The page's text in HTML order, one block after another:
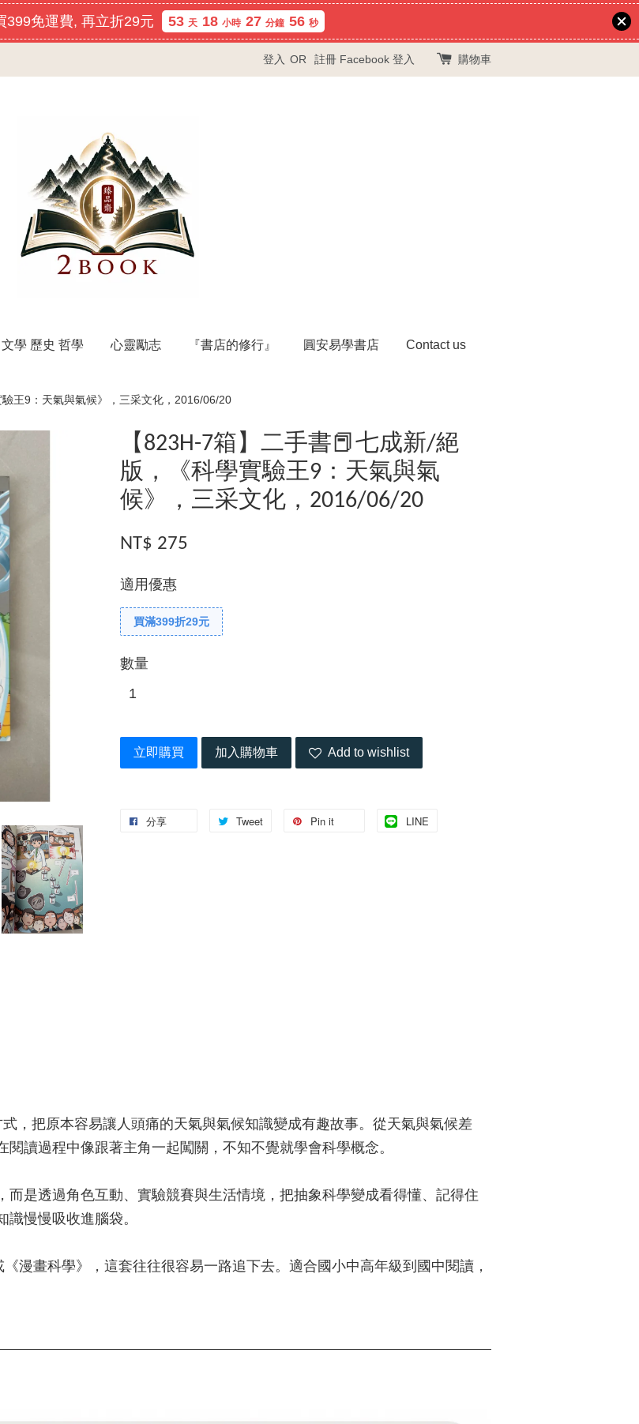
399免運費, 再立折29元 53 天 18 小時 27 分鐘 55 秒
登入 OR 註冊 Facebook 登入 購物車
文學 歷史 哲學 心靈勵志 『書店的修行』 圓安易學書店 Contact us
王9：天氣與氣候》，三采文化，2016/06/20
【823H-7箱】二手書📕七成新/絕
版，《科學實驗王9：天氣與氣
候》，三采文化，2016/06/20
NT$ 275
適用優惠
買滿399折29元
數量
立即購買 加入購物車 Add to wishlist
分享 Tweet Pin it LINE
，把原本容易讓人頭痛的天氣與氣候知識變成有趣故事。從天氣與氣候差
讀過程中像跟著主角一起闖關，不知不覺就學會科學概念。
是透過角色互動、實驗競賽與生活情境，把抽象科學變成看得懂、記得住
慢慢吸收進腦袋。
漫畫科學》，這套往往很容易一路追下去。適合國小中高年級到國中閱讀，